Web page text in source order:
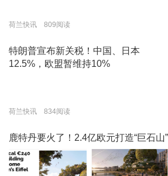
荷兰快讯 809阅读
特朗普宣布新关税！中国、日本
12.5%，欧盟暂维持10%
荷兰快讯 834阅读
鹿特丹要火了！2.4亿欧元打造“巨石